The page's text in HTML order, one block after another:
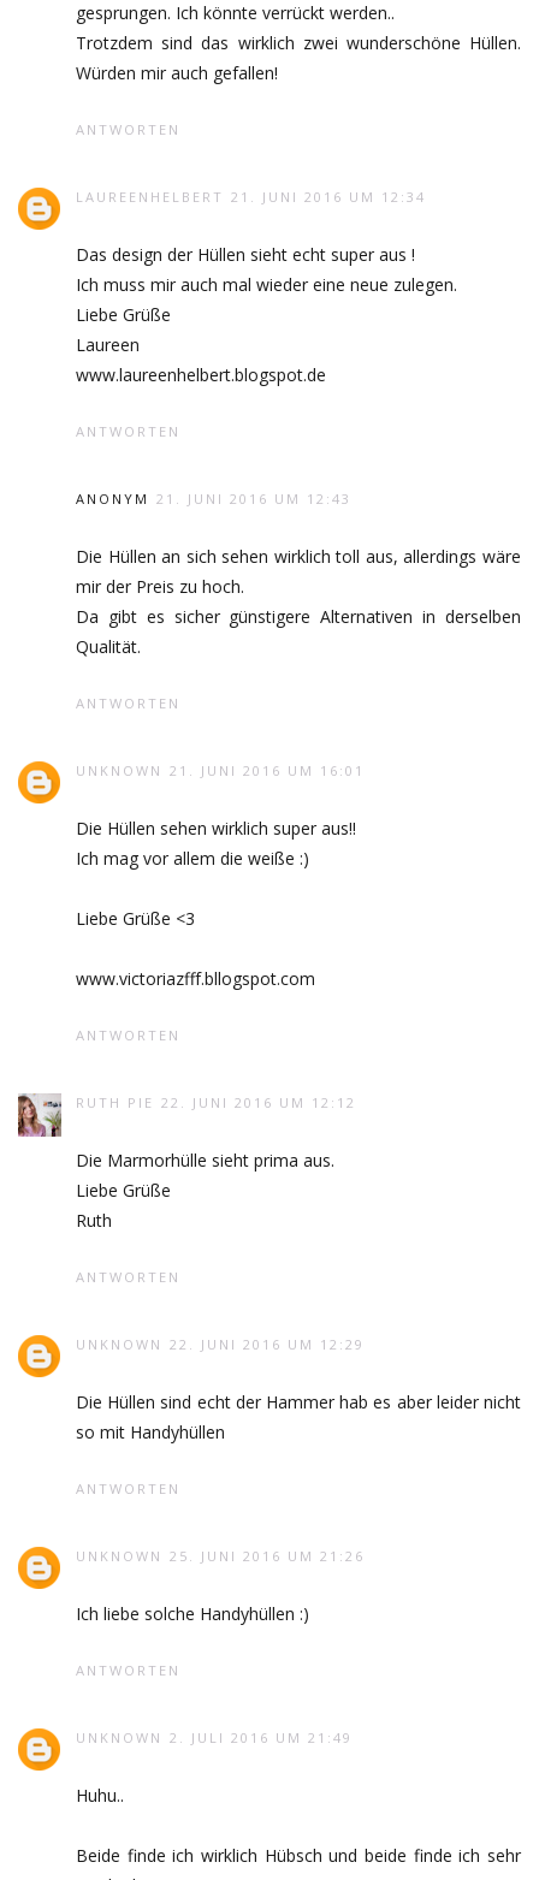
gesprungen. Ich könnte verrückt werden..
Trotzdem sind das wirklich zwei wunderschöne Hüllen.
Würden mir auch gefallen!
ANTWORTEN
LAUREENHELBERT 21. JUNI 2016 UM 12:34
Das design der Hüllen sieht echt super aus !
Ich muss mir auch mal wieder eine neue zulegen.
Liebe Grüße
Laureen
www.laureenhelbert.blogspot.de
ANTWORTEN
ANONYM 21. JUNI 2016 UM 12:43
Die Hüllen an sich sehen wirklich toll aus, allerdings wäre
mir der Preis zu hoch.
Da gibt es sicher günstigere Alternativen in derselben
Qualität.
ANTWORTEN
UNKNOWN 21. JUNI 2016 UM 16:01
Die Hüllen sehen wirklich super aus!!
Ich mag vor allem die weiße :)
Liebe Grüße <3
www.victoriazfff.bllogspot.com
ANTWORTEN
RUTH PIE 22. JUNI 2016 UM 12:12
Die Marmorhülle sieht prima aus.
Liebe Grüße
Ruth
ANTWORTEN
UNKNOWN 22. JUNI 2016 UM 12:29
Die Hüllen sind echt der Hammer hab es aber leider nicht
so mit Handyhüllen
ANTWORTEN
UNKNOWN 25. JUNI 2016 UM 21:26
Ich liebe solche Handyhüllen :)
ANTWORTEN
UNKNOWN 2. JULI 2016 UM 21:49
Huhu..
Beide finde ich wirklich Hübsch und beide finde ich sehr